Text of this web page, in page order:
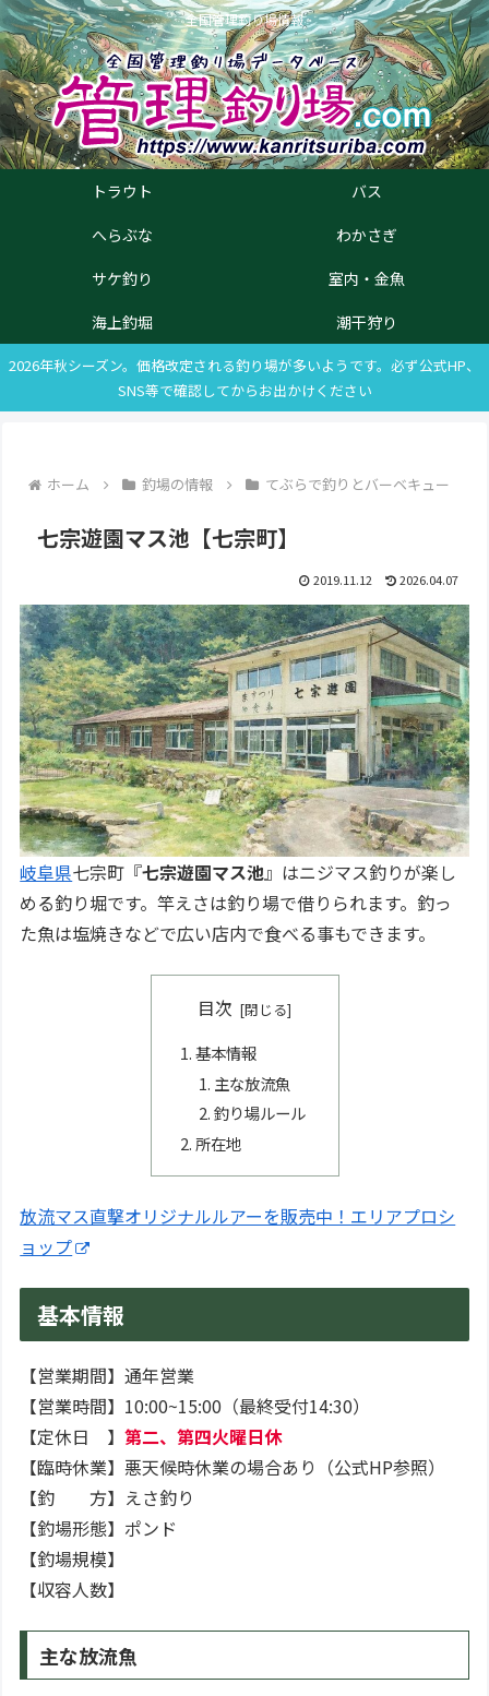
全国管理釣り場情報
トラウト
バス
へらぶな
わかさぎ
サケ釣り
室内・金魚
海上釣堀
潮干狩り
2026年秋シーズン。価格改定される釣り場が多いようです。必ず公式HP、
SNS等で確認してからお出かけください
ホーム 釣場の情報 てぶらで釣りとバーベキュー
七宗遊園マス池【七宗町】
2019.11.12 2026.04.07
岐阜県七宗町『七宗遊園マス池』はニジマス釣りが楽し
める釣り堀です。竿えさは釣り場で借りられます。釣っ
た魚は塩焼きなどで広い店内で食べる事もできます。
目次
基本情報
主な放流魚
釣り場ルール
所在地
放流マス直撃オリジナルルアーを販売中！エリアプロシ
ョップ
基本情報
【営業期間】通年営業
【営業時間】10:00~15:00（最終受付14:30）
【定休日 】第二、第四火曜日休
【臨時休業】悪天候時休業の場合あり（公式HP参照）
【釣 方】えさ釣り
【釣場形態】ポンド
【釣場規模】
【収容人数】
主な放流魚